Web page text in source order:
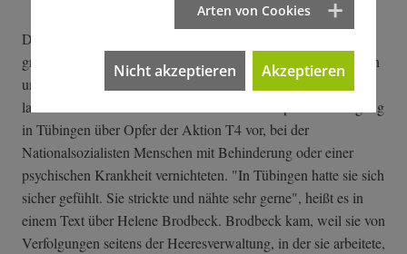
Die Schreibgruppe scheut sich auch nicht, sich mit den
grausamen Verbrechen der Nationalsozialisten zu beschäftigen
und diese schreibend zu verarbeiten. Vor ein paar Wochen
lasen Teilnehmer:innen ihre Texte bei der Stolpersteinverlegung
in Tübingen über Opfer der Aktion T4 vor, bei der
Nationalsozialisten Menschen mit Behinderung oder einer
psychischen Krankheit vernichteten. "In Tübingen hatte sie sich
sicher gefühlt. Sie strickte und nähte sehr gerne", heißt es in
einem Text über Helene Brodbeck. Brodbeck kam, weil sie von
Verfolgungen seitens der Heeresverwaltung, in der sie arbeitete,
Arten von Cookies
Nicht akzeptieren Akzeptieren